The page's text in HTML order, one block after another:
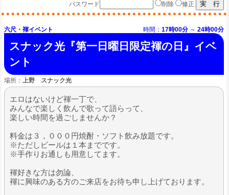
パスワード
削除 修正
六尺・褌イベント 時間： 17時00分 ～ 24時00分
スナック光『第一日曜日限定褌の日』イベ
ント
場所： 上野 スナック光
エロはないけど褌一丁で、
みんなで楽しく飲んで歌って語らって、
楽しい時間を過ごしませんか？
料金は３，０００円焼酎・ソフト飲み放題です。
※ただしビールは１本までです。
※手作りお通しも用意してます。
褌好きな方は勿論、
褌に興味のある方のご来店をお待ち申し上げております。